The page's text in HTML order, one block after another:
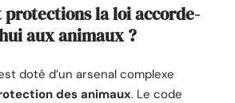
protections la loi accorde-
aux animaux ?
doté d’un arsenal complexe
des animaux. Le code